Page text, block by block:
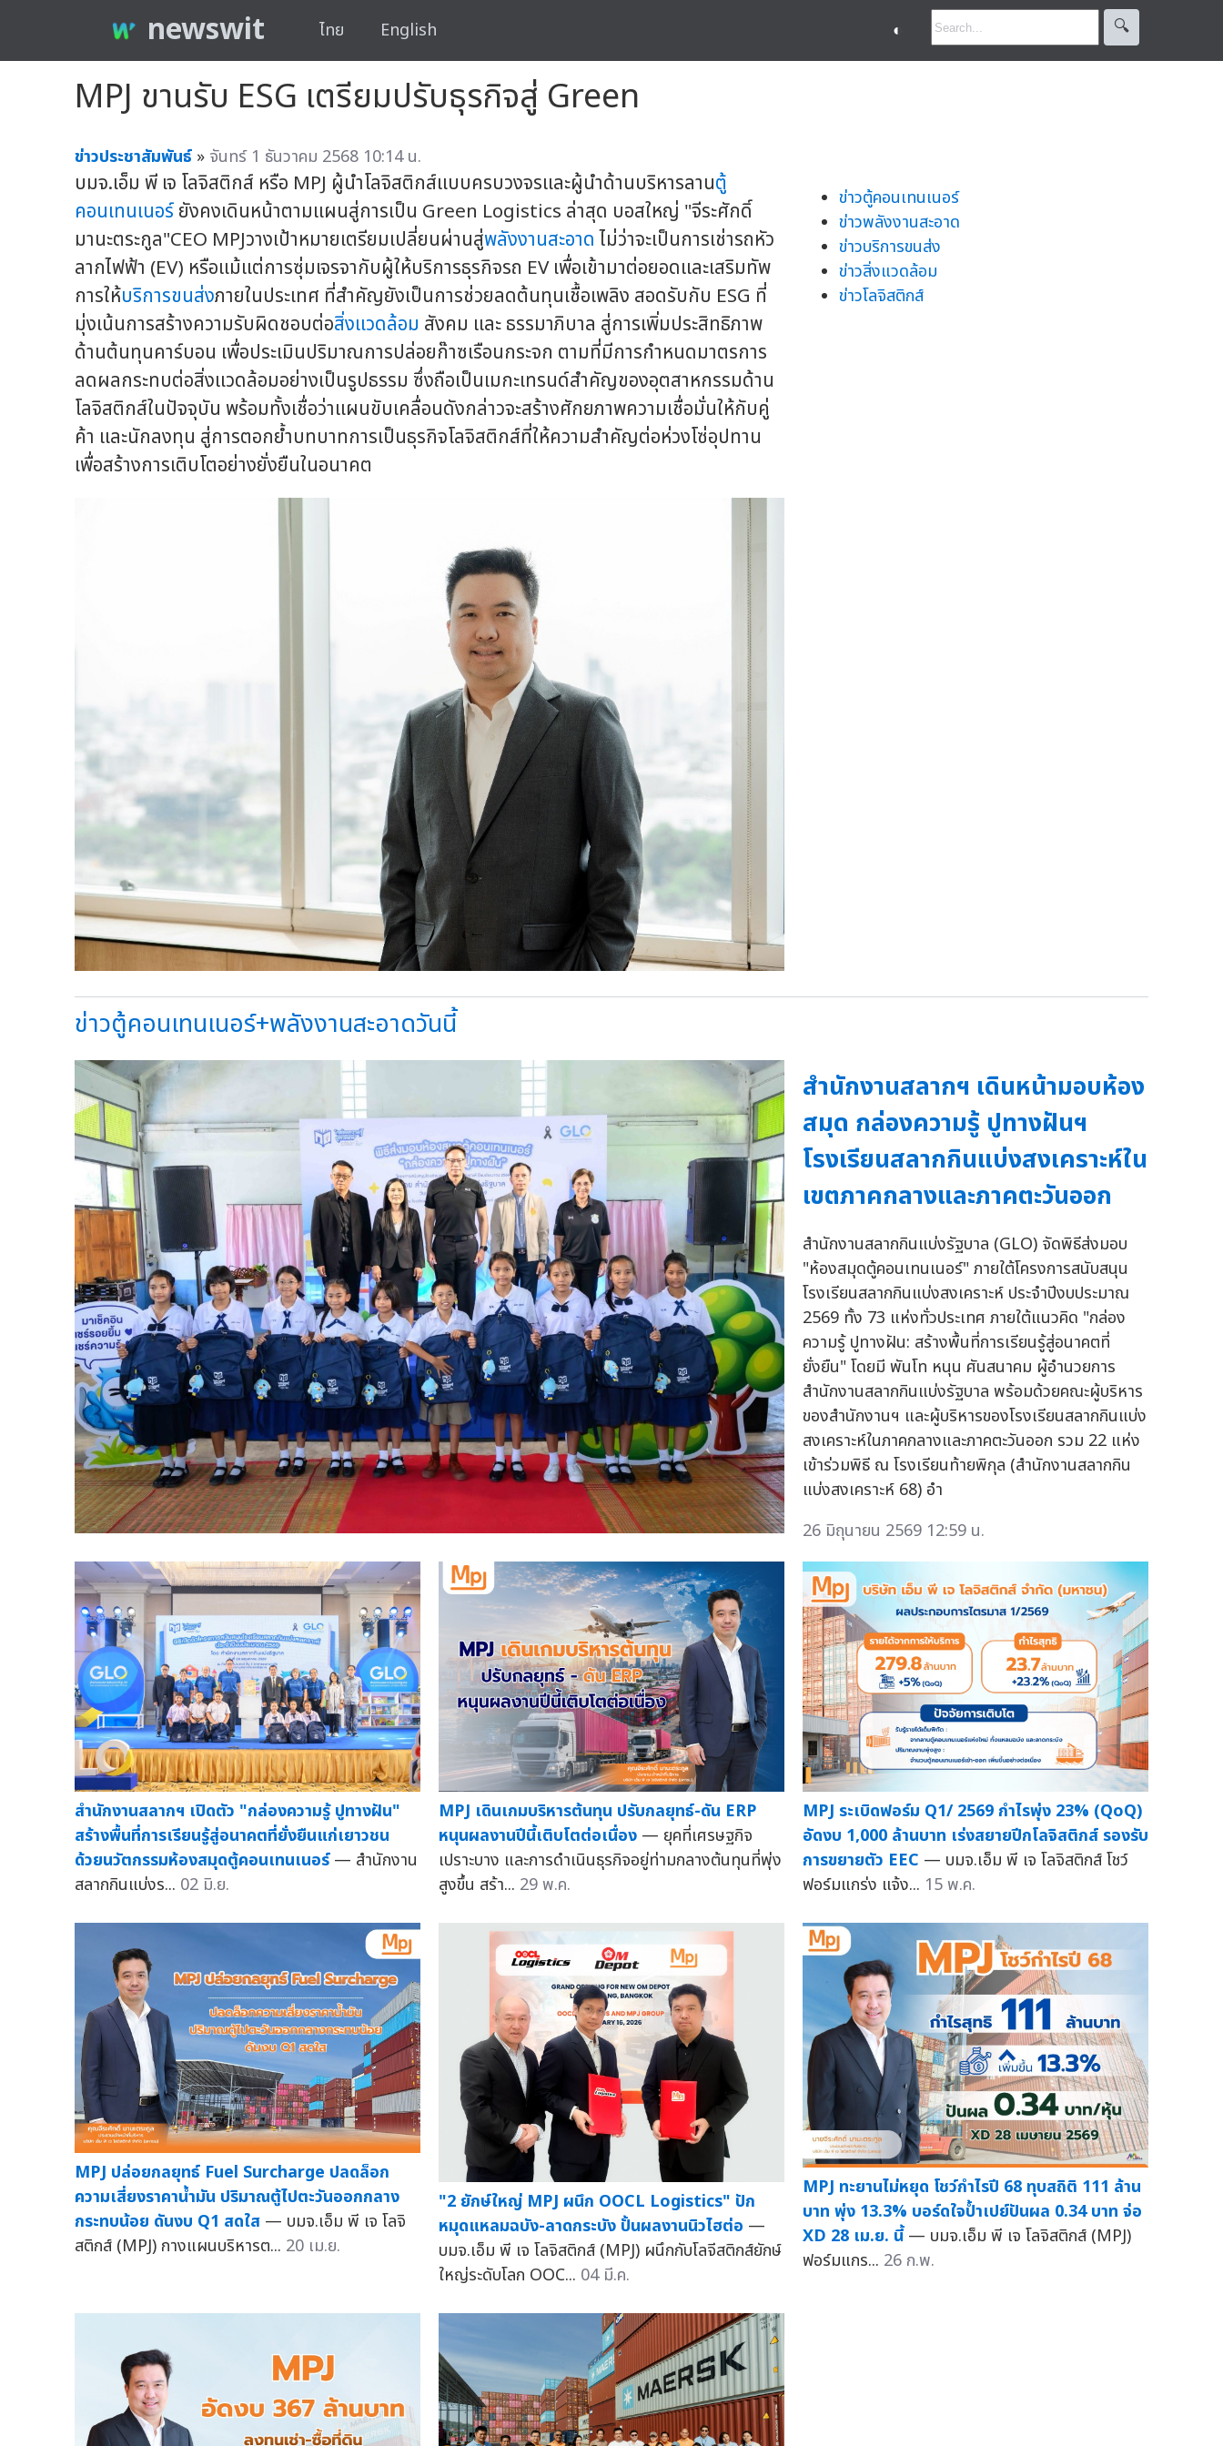
newswit ไทย English ◐ 🔍︎
MPJ ขานรับ ESG เตรียมปรับธุรกิจสู่ Green
ข่าวประชาสัมพันธ์ » จันทร์ 1 ธันวาคม 2568 10:14 น.
บมจ.เอ็ม พี เจ โลจิสติกส์ หรือ MPJ ผู้นำโลจิสติกส์แบบครบวงจรและผู้นำด้านบริหารลานตู้
คอนเทนเนอร์ยังคงเดินหน้าตามแผนสู่การเป็น Green Logistics ล่าสุด บอสใหญ่ "จีระศักดิ์
มานะตระกูล"CEO MPJวางเป้าหมายเตรียมเปลี่ยนผ่านสู่พลังงานสะอาดไม่ว่าจะเป็นการเช่ารถหัว
ลากไฟฟ้า (EV) หรือแม้แต่การซุ่มเจรจากับผู้ให้บริการธุรกิจรถ EV เพื่อเข้ามาต่อยอดและเสริมทัพ
การให้บริการขนส่งภายในประเทศ ที่สำคัญยังเป็นการช่วยลดต้นทุนเชื้อเพลิง สอดรับกับ ESG ที่
มุ่งเน้นการสร้างความรับผิดชอบต่อสิ่งแวดล้อม สังคม และ ธรรมาภิบาล สู่การเพิ่มประสิทธิภาพ
ด้านต้นทุนคาร์บอน เพื่อประเมินปริมาณการปล่อยก๊าซเรือนกระจก ตามที่มีการกำหนดมาตรการ
ลดผลกระทบต่อสิ่งแวดล้อมอย่างเป็นรูปธรรม ซึ่งถือเป็นเมกะเทรนด์สำคัญของอุตสาหกรรมด้าน
โลจิสติกส์ในปัจจุบัน พร้อมทั้งเชื่อว่าแผนขับเคลื่อนดังกล่าวจะสร้างศักยภาพความเชื่อมั่นให้กับคู่
ค้า และนักลงทุน สู่การตอกย้ำบทบาทการเป็นธุรกิจโลจิสติกส์ที่ให้ความสำคัญต่อห่วงโซ่อุปทาน
เพื่อสร้างการเติบโตอย่างยั่งยืนในอนาคต
ข่าวตู้คอนเทนเนอร์
ข่าวพลังงานสะอาด
ข่าวบริการขนส่ง
ข่าวสิ่งแวดล้อม
ข่าวโลจิสติกส์
ข่าวตู้คอนเทนเนอร์+พลังงานสะอาดวันนี้
สำนักงานสลากฯ เดินหน้ามอบห้อง
สมุด กล่องความรู้ ปูทางฝันฯ
โรงเรียนสลากกินแบ่งสงเคราะห์ใน
เขตภาคกลางและภาคตะวันออก
สำนักงานสลากกินแบ่งรัฐบาล (GLO) จัดพิธีส่งมอบ
"ห้องสมุดตู้คอนเทนเนอร์" ภายใต้โครงการสนับสนุน
โรงเรียนสลากกินแบ่งสงเคราะห์ ประจำปีงบประมาณ
2569 ทั้ง 73 แห่งทั่วประเทศ ภายใต้แนวคิด "กล่อง
ความรู้ ปูทางฝัน: สร้างพื้นที่การเรียนรู้สู่อนาคตที่
ยั่งยืน" โดยมี พันโท หนุน ศันสนาคม ผู้อำนวยการ
สำนักงานสลากกินแบ่งรัฐบาล พร้อมด้วยคณะผู้บริหาร
ของสำนักงานฯ และผู้บริหารของโรงเรียนสลากกินแบ่ง
สงเคราะห์ในภาคกลางและภาคตะวันออก รวม 22 แห่ง
เข้าร่วมพิธี ณ โรงเรียนท้ายพิกุล (สำนักงานสลากกิน
แบ่งสงเคราะห์ 68) อำ
26 มิถุนายน 2569 12:59 น.
สำนักงานสลากฯ เปิดตัว "กล่องความรู้ ปูทางฝัน"
สร้างพื้นที่การเรียนรู้สู่อนาคตที่ยั่งยืนแก่เยาวชน
ด้วยนวัตกรรมห้องสมุดตู้คอนเทนเนอร์ — สำนักงาน
สลากกินแบ่งร... 02 มิ.ย.
MPJ เดินเกมบริหารต้นทุน ปรับกลยุทธ์-ดัน ERP
หนุนผลงานปีนี้เติบโตต่อเนื่อง — ยุคที่เศรษฐกิจ
เปราะบาง และการดำเนินธุรกิจอยู่ท่ามกลางต้นทุนที่พุ่ง
สูงขึ้น สร้า... 29 พ.ค.
MPJ ระเบิดฟอร์ม Q1/ 2569 กำไรพุ่ง 23% (QoQ)
อัดงบ 1,000 ล้านบาท เร่งสยายปีกโลจิสติกส์ รองรับ
การขยายตัว EEC — บมจ.เอ็ม พี เจ โลจิสติกส์ โชว์
ฟอร์มแกร่ง แจ้ง... 15 พ.ค.
MPJ ปล่อยกลยุทธ์ Fuel Surcharge ปลดล็อก
ความเสี่ยงราคาน้ำมัน ปริมาณตู้ไปตะวันออกกลาง
กระทบน้อย ดันงบ Q1 สดใส — บมจ.เอ็ม พี เจ โลจิ
สติกส์ (MPJ) กางแผนบริหารต... 20 เม.ย.
"2 ยักษ์ใหญ่ MPJ ผนึก OOCL Logistics" ปัก
หมุดแหลมฉบัง-ลาดกระบัง ปั้นผลงานนิวไฮต่อ —
บมจ.เอ็ม พี เจ โลจิสติกส์ (MPJ) ผนึกกับโลจีสติกส์ยักษ์
ใหญ่ระดับโลก OOC... 04 มี.ค.
MPJ ทะยานไม่หยุด โชว์กำไรปี 68 ทุบสถิติ 111 ล้าน
บาท พุ่ง 13.3% บอร์ดใจป้ำเปย์ปันผล 0.34 บาท จ่อ
XD 28 เม.ย. นี้ — บมจ.เอ็ม พี เจ โลจิสติกส์ (MPJ)
ฟอร์มแกร... 26 ก.พ.